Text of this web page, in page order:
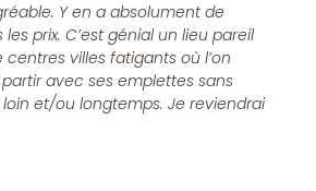
Y en a absolument de
prix. C’est génial un lieu pareil
villes fatigants où l’on
avec ses emplettes sans
et/ou longtemps. Je reviendrai